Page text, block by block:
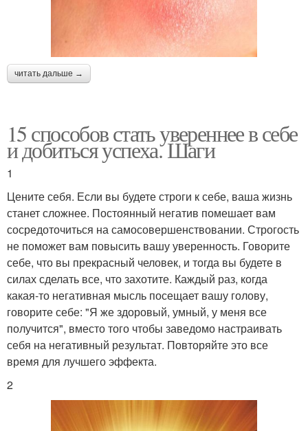
читать дальше →
15 способов стать увереннее в себе
и добиться успеха. Шаги
1
Цените себя. Если вы будете строги к себе, ваша жизнь
станет сложнее. Постоянный негатив помешает вам
сосредоточиться на самосовершенствовании. Строгость
не поможет вам повысить вашу уверенность. Говорите
себе, что вы прекрасный человек, и тогда вы будете в
силах сделать все, что захотите. Каждый раз, когда
какая-то негативная мысль посещает вашу голову,
говорите себе: "Я же здоровый, умный, у меня все
получится", вместо того чтобы заведомо настраивать
себя на негативный результат. Повторяйте это все
время для лучшего эффекта.
2